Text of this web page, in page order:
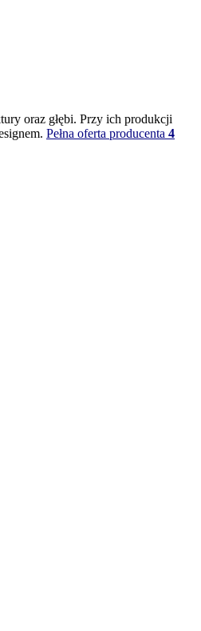
oraz głębi. Przy ich produkcji
Pełna oferta producenta 4